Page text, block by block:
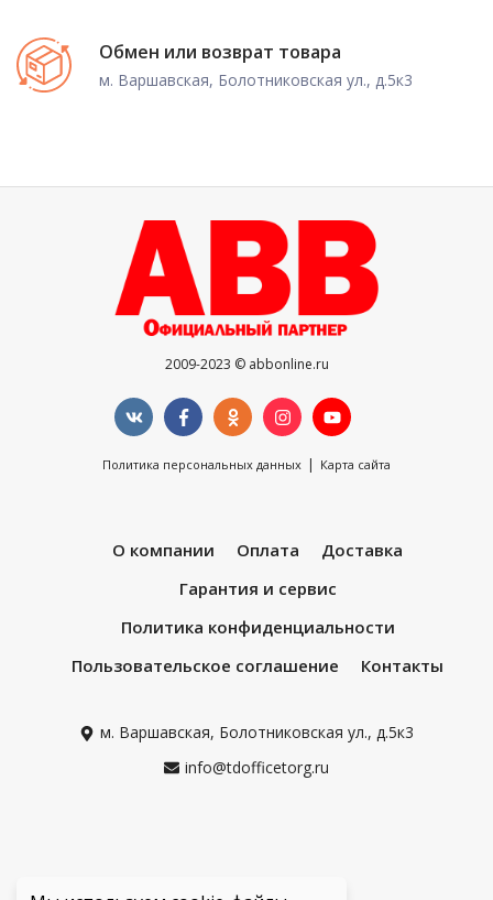
Обмен или возврат товара
м. Варшавская, Болотниковская ул., д.5к3
2009-2023 © abbonline.ru
Политика персональных данных | Карта сайта
О компании Оплата
Доставка
Гарантия и сервис
Политика конфиденциальности
Пользовательское соглашение
Контакты
м. Варшавская, Болотниковская ул., д.5к3
info@tdofficetorg.ru